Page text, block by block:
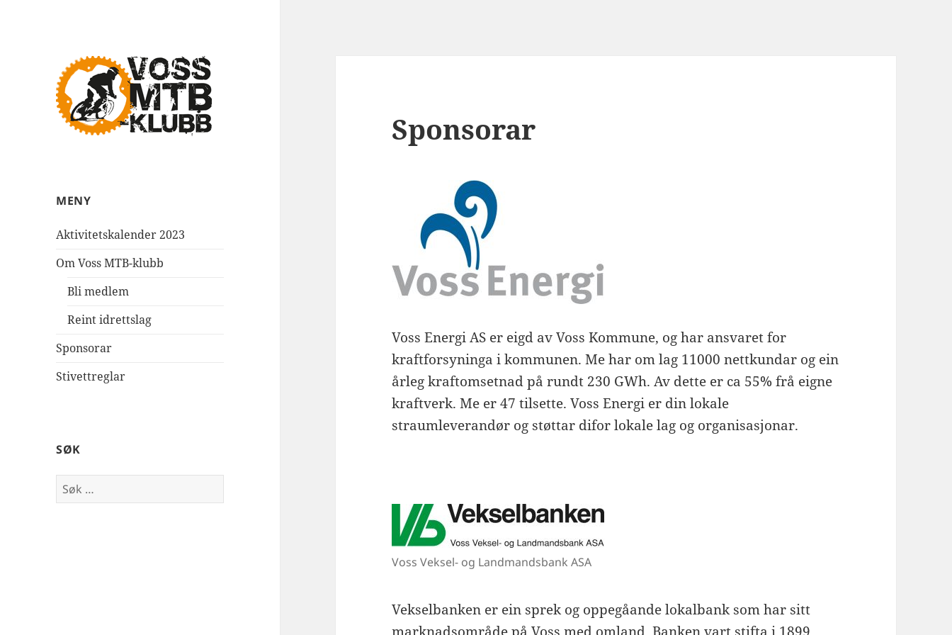
MENY
Aktivitetskalender 2023
Om Voss MTB-klubb
Bli medlem
Reint idrettslag
Sponsorar
Stivettreglar
SØK
Leit
etter:
Sponsorar
Voss Energi AS er eigd av Voss Kommune, og har ansvaret for
kraftforsyninga i kommunen. Me har om lag 11000 nettkundar og ein
årleg kraftomsetnad på rundt 230 GWh. Av dette er ca 55% frå eigne
kraftverk. Me er 47 tilsette. Voss Energi er din lokale
straumleverandør og støttar difor lokale lag og organisasjonar.
Voss Veksel- og Landmandsbank ASA
Vekselbanken er ein sprek og oppegåande lokalbank som har sitt